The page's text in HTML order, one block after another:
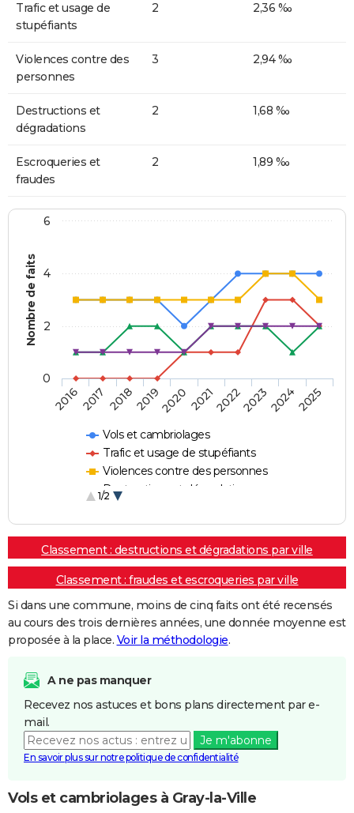
Trafic et usage de
stupéfiants
2 2,36 ‰
Violences contre des
personnes
3 2,94 ‰
Destructions et
dégradations
2 1,68 ‰
Escroqueries et
fraudes
2 1,89 ‰
Nombre de faits
Vols et cambriolages
Trafic et usage de stupéfiants
Violences contre des personnes
Destructions et dégradations
1/2
20162017 20182019202020212022202320242025
0
2
4
6
Classement : destructions et dégradations par ville
Classement : fraudes et escroqueries par ville
Si dans une commune, moins de cinq faits ont été recensés
au cours des trois dernières années, une donnée moyenne est
proposée à la place. Voir la méthodologie.
A ne pas manquer
Recevez nos astuces et bons plans directement par e-
mail.
Je m'abonne
En savoir plus sur notre politique de confidentialité
Vols et cambriolages à Gray-la-Ville